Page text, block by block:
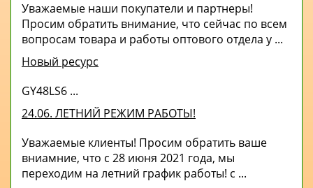
Уважаемые наши покупатели и партнеры!
Просим обратить внимание, что сейчас по всем
вопросам товара и работы оптового отдела у ...
Новый ресурс
GY48LS6 ...
24.06. ЛЕТНИЙ РЕЖИМ РАБОТЫ!
Уважаемые клиенты! Просим обратить ваше
вниамние, что с 28 июня 2021 года, мы
переходим на летний график работы! с ...